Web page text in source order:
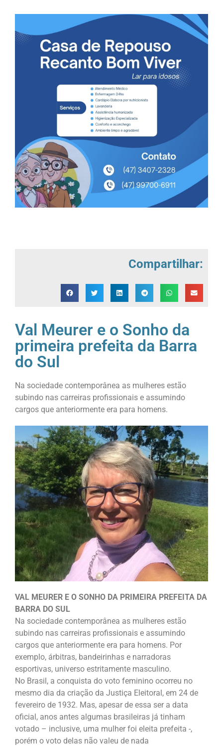
Compartilhar:
Val Meurer e o Sonho da
primeira prefeita da Barra
do Sul
Na sociedade contemporânea as mulheres estão
subindo nas carreiras profissionais e assumindo
cargos que anteriormente era para homens.
VAL MEURER E O SONHO DA PRIMEIRA PREFEITA DA
BARRA DO SUL
Na sociedade contemporânea as mulheres estão
subindo nas carreiras profissionais e assumindo
cargos que anteriormente era para homens. Por
exemplo, árbitras, bandeirinhas e narradoras
esportivas, universo estritamente masculino.
No Brasil, a conquista do voto feminino ocorreu no
mesmo dia da criação da Justiça Eleitoral, em 24 de
fevereiro de 1932. Mas, apesar de essa ser a data
oficial, anos antes algumas brasileiras já tinham
votado – inclusive, uma mulher foi eleita prefeita -,
porém o voto delas não valeu de nada